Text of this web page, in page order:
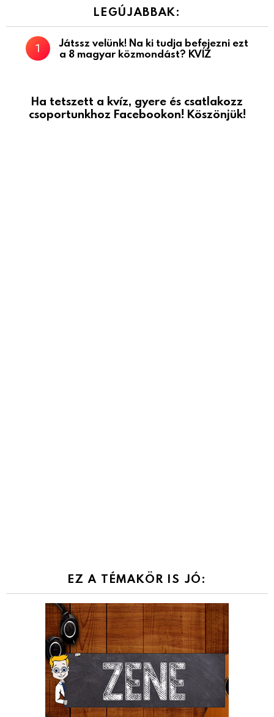
LEGÚJABBAK:
Játssz velünk! Na ki tudja befejezni ezt
a 8 magyar közmondást? KVÍZ
Ha tetszett a kvíz, gyere és csatlakozz
csoportunkhoz Facebookon! Köszönjük!
EZ A TÉMAKÖR IS JÓ: